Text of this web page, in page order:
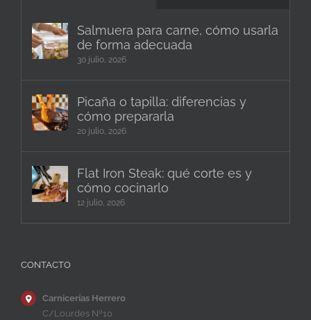
Salmuera para carne, cómo usarla
de forma adecuada
30 julio, 2026
Picaña o tapilla: diferencias y
cómo prepararla
20 julio, 2026
Flat Iron Steak: qué corte es y
cómo cocinarlo
12 julio, 2026
CONTACTO
Carnicerías Herrero
C/Lourdes Nº10